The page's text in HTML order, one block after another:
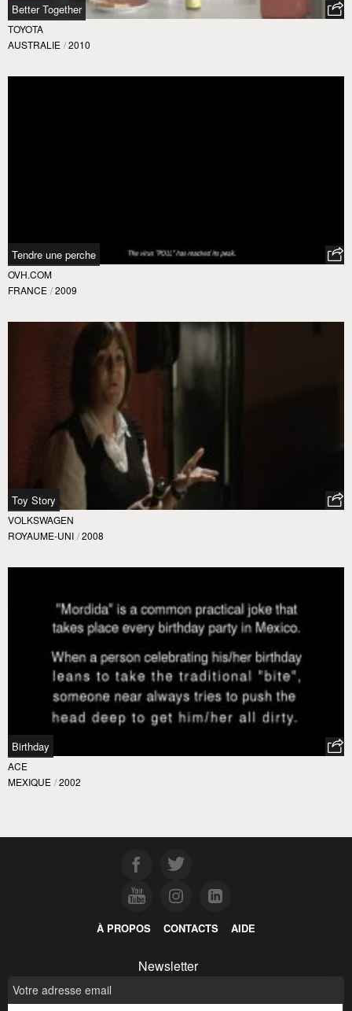
Better Together
TOYOTA
AUSTRALIE / 2010
Tendre une perche
OVH.COM
FRANCE / 2009
Toy Story
VOLKSWAGEN
ROYAUME-UNI / 2008
Birthday
ACE
MEXIQUE / 2002
À PROPOS CONTACTS AIDE
Newsletter